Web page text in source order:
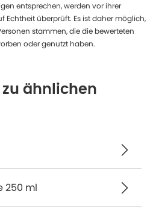
entsprechen, werden vor ihrer
überprüft. Es ist daher möglich,
stammen, die die bewerteten
oder genutzt haben.
ähnlichen
250 ml